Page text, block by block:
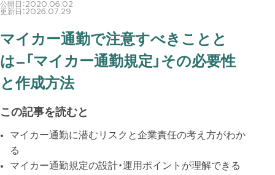
公開日：2020.06.02
更新日：2026.07.29
マイカー通勤で注意すべきことと
は–「マイカー通勤規定」その必要性
と作成方法
この記事を読むと
マイカー通勤に潜むリスクと企業責任の考え方がわか
る
マイカー通勤規定の設計・運用ポイントが理解できる